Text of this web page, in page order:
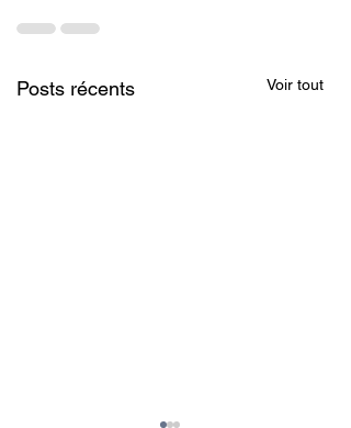
Posts récents Voir tout